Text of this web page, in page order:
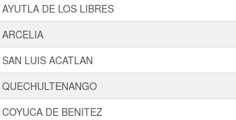
AYUTLA DE LOS LIBRES
ARCELIA
SAN LUIS ACATLAN
QUECHULTENANGO
COYUCA DE BENITEZ